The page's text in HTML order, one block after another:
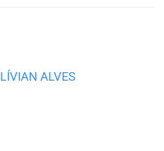
LÍVIAN ALVES